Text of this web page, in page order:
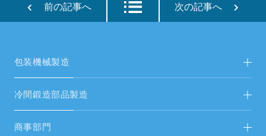
前の記事へ 次の記事へ
包装機械製造
包装機械製造TOP
冷間鍛造部品製造
冷間鍛造部品製造TOP
商事部門